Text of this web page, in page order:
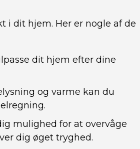
i dit hjem. Her er nogle af de
dit hjem efter dine
og varme kan du
mulighed for at overvåge
dig øget tryghed.